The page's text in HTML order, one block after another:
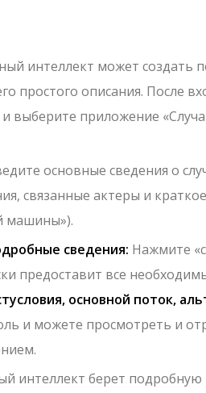
интеллект может создать
простого описания. После
выберите приложение
основные сведения о
связанные актеры и
машины»).
сведения: Нажмите
предоставит все
основной поток,
и можете просмотреть и
интеллект берет